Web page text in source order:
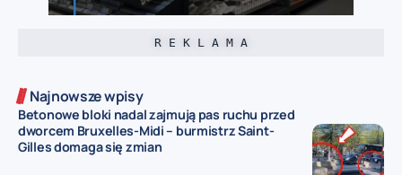
R E K L A M A
Najnowsze wpisy
Betonowe bloki nadal zajmują pas ruchu przed
dworcem Bruxelles-Midi – burmistrz Saint-
Gilles domaga się zmian